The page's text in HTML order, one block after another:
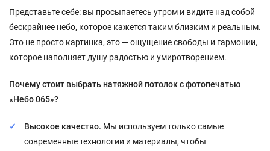
Представьте себе: вы просыпаетесь утром и видите над собой
бескрайнее небо, которое кажется таким близким и реальным.
Это не просто картинка, это — ощущение свободы и гармонии,
которое наполняет душу радостью и умиротворением.
Почему стоит выбрать натяжной потолок с фотопечатью
«Небо 065»?
Высокое качество. Мы используем только самые
современные технологии и материалы, чтобы